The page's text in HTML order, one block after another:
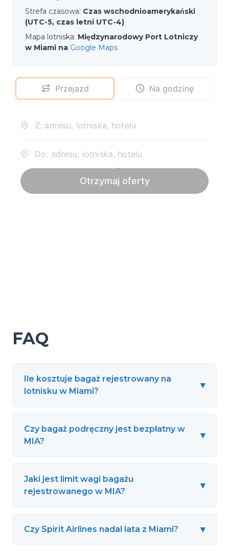
Strefa czasowa: Czas wschodnioamerykański
(UTC-5, czas letni UTC-4)
Mapa lotniska: Międzynarodowy Port Lotniczy
w Miami na Google Maps
FAQ
Ile kosztuje bagaż rejestrowany na
lotnisku w Miami?
▾
Czy bagaż podręczny jest bezpłatny w
MIA?
▾
Jaki jest limit wagi bagażu
rejestrowanego w MIA?
▾
Czy Spirit Airlines nadal lata z Miami? ▾